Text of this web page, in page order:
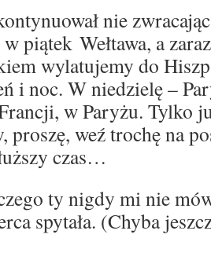
nie
piątek Wełtawa, a
wylatujemy do
i noc. W niedzielę –
w Paryżu. Tylko
proszę, weź trochę na
czas…
ty nigdy mi nie
spytała. (Chyba